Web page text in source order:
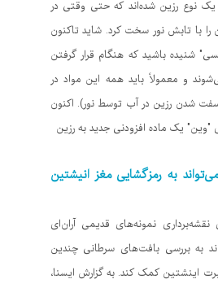
نوع رزین شده‌اند که حتی وقتی در
با تابش نور سخت کرد. شاید تاکنون
شنیده باشید که هنگام قرار گرفتن
و معمولاً باید همه این مواد در
شدن رزین در آب توسط نور). اکنون
"وین" یک ماده افزودنی جدید به رزین
به رمزگشایی مغز انیشتین
نمونه‌های قدیمی آران‌ای
به بررسی بافت‌های سرطانی چندین
اینشتین کمک کند. به گزارش ایسنا،